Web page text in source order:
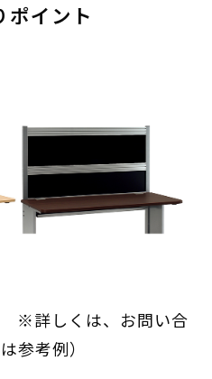
ポイント
※詳しくは、お問い合
参考例）